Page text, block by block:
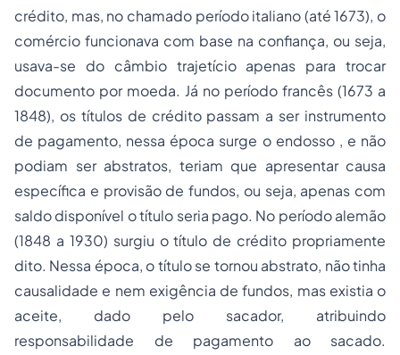
crédito, mas, no chamado período italiano (até 1673), o
comércio funcionava com base na confiança, ou seja,
usava-se do câmbio trajetício apenas para trocar
documento por moeda. Já no período francês (1673 a
1848), os títulos de crédito passam a ser instrumento
de pagamento, nessa época surge o endosso , e não
podiam ser abstratos, teriam que apresentar causa
específica e provisão de fundos, ou seja, apenas com
saldo disponível o título seria pago. No período alemão
(1848 a 1930) surgiu o título de crédito propriamente
dito. Nessa época, o título se tornou abstrato, não tinha
causalidade e nem exigência de fundos, mas existia o
aceite, dado pelo sacador, atribuindo
responsabilidade de pagamento ao sacado.